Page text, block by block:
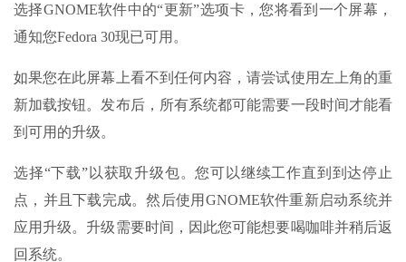
选择GNOME软件中的“更新”选项卡，您将看到一个屏幕，
通知您Fedora 30现已可用。
如果您在此屏幕上看不到任何内容，请尝试使用左上角的重
新加载按钮。发布后，所有系统都可能需要一段时间才能看
到可用的升级。
选择“下载”以获取升级包。您可以继续工作直到到达停止
点，并且下载完成。然后使用GNOME软件重新启动系统并
应用升级。升级需要时间，因此您可能想要喝咖啡并稍后返
回系统。